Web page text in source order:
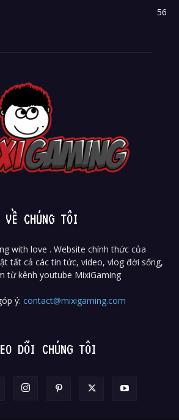
56
VỀ CHÚNG TÔI
with love . Website chính thức của
tất cả các tin tức, video, vlog đời sống,
từ kênh youtube MixiGaming
ý: contact@mixigaming.com
DÕI CHÚNG TÔI